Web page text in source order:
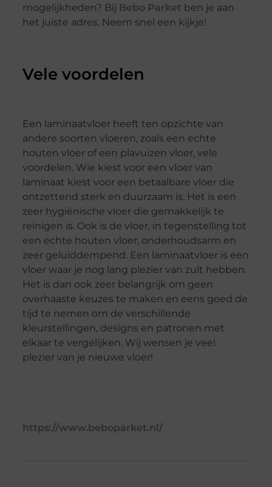
mogelijkheden? Bij Bebo Parket ben je aan
het juiste adres. Neem snel een kijkje!
Vele voordelen
Een laminaatvloer heeft ten opzichte van
andere soorten vloeren, zoals een echte
houten vloer of een plavuizen vloer, vele
voordelen. Wie kiest voor een vloer van
laminaat kiest voor een betaalbare vloer die
ontzettend sterk en duurzaam is. Het is een
zeer hygiënische vloer die gemakkelijk te
reinigen is. Ook is de vloer, in tegenstelling tot
een echte houten vloer, onderhoudsarm en
zeer geluiddempend. Een laminaatvloer is een
vloer waar je nog lang plezier van zult hebben.
Het is dan ook zeer belangrijk om geen
overhaaste keuzes te maken en eens goed de
tijd te nemen om de verschillende
kleurstellingen, designs en patronen met
elkaar te vergelijken. Wij wensen je veel
plezier van je nieuwe vloer!
https://www.beboparket.nl/